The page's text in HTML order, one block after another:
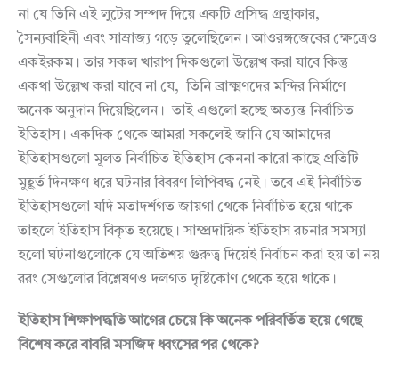
না যে তিনি এই লুটের সম্পদ দিয়ে একটি প্রসিদ্ধ গ্রন্থাকার,
সৈন্যবাহিনী এবং সাম্রাজ্য গড়ে তুলেছিলেন। আওরঙ্গজেবের ক্ষেত্রেও
একইরকম। তার সকল খারাপ দিকগুলো উল্লেখ করা যাবে কিন্তু
একথা উল্লেখ করা যাবে না যে, তিনি ব্রাক্ষ্মণদের মন্দির নির্মাণে
অনেক অনুদান দিয়েছিলেন। তাই এগুলো হচ্ছে অত্যন্ত নির্বাচিত
ইতিহাস। একদিক থেকে আমরা সকলেই জানি যে আমাদের
ইতিহাসগুলো মূলত নির্বাচিত ইতিহাস কেননা কারো কাছে প্রতিটি
মুহূর্ত দিনক্ষণ ধরে ঘটনার বিবরণ লিপিবদ্ধ নেই। তবে এই নির্বাচিত
ইতিহাসগুলো যদি মতাদর্শগত জায়গা থেকে নির্বাচিত হয়ে থাকে
তাহলে ইতিহাস বিকৃত হয়েছে। সাম্প্রদায়িক ইতিহাস রচনার সমস্যা
হলো ঘটনাগুলোকে যে অতিশয় গুরুত্ব দিয়েই নির্বাচন করা হয় তা নয়
ররং সেগুলোর বিশ্লেষণও দলগত দৃষ্টিকোণ থেকে হয়ে থাকে।
ইতিহাস শিক্ষাপদ্ধতি আগের চেয়ে কি অনেক পরিবর্তিত হয়ে গেছে
বিশেষ করে বাবরি মসজিদ ধ্বংসের পর থেকে?